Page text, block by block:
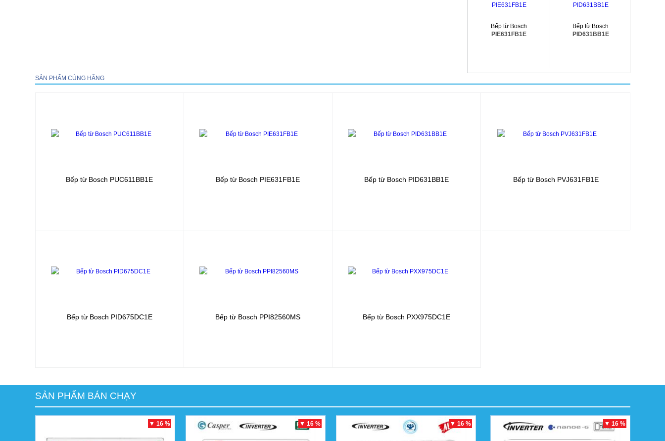
Bếp từ Bosch
PIE631FB1E
Bếp từ Bosch
PID631BB1E
SẢN PHẨM CÙNG HÃNG
Bếp từ Bosch PUC611BB1E Bếp từ Bosch PIE631FB1E Bếp từ Bosch PID631BB1E Bếp từ Bosch PVJ631FB1E
Bếp từ Bosch PID675DC1E Bếp từ Bosch PPI82560MS Bếp từ Bosch PXX975DC1E
SẢN PHẨM BÁN CHẠY
▼ 16 % ▼ 16 % ▼ 16 % ▼ 16 %